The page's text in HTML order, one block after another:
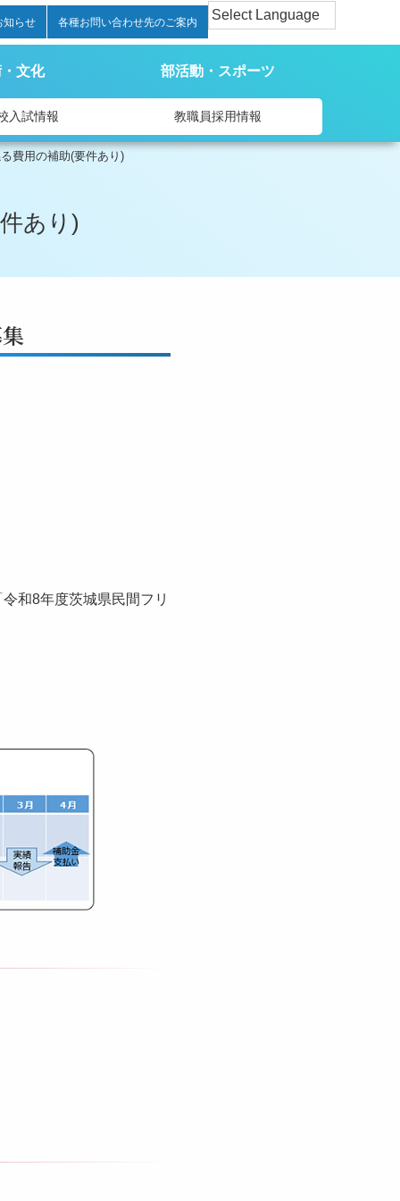
知らせ 各種お問い合わせ先のご案内
文化 部活動・スポーツ
入試情報 教職員採用情報
費用の補助(要件あり)
あり)
和8年度茨城県民間フリ